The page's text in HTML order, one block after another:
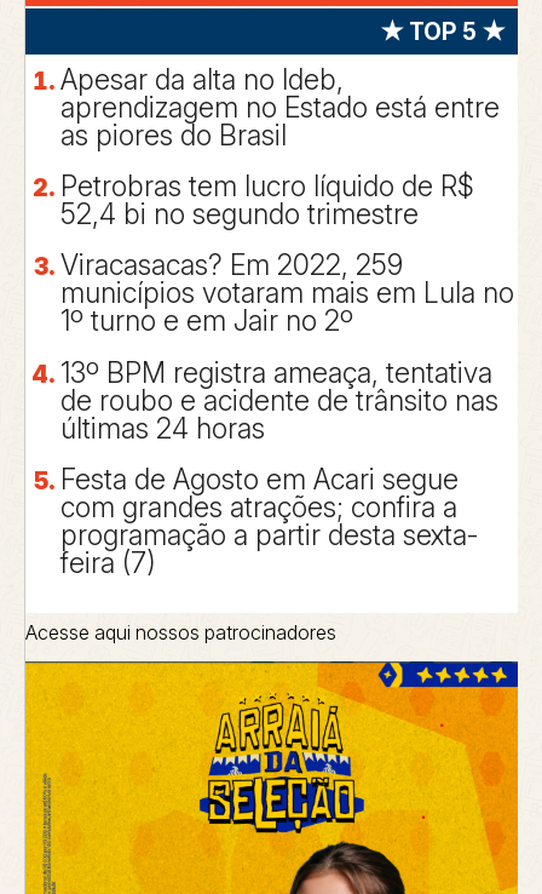
★ TOP 5 ★
Apesar da alta no Ideb,
aprendizagem no Estado está entre
as piores do Brasil
Petrobras tem lucro líquido de R$
52,4 bi no segundo trimestre
Viracasacas? Em 2022, 259
municípios votaram mais em Lula no
1º turno e em Jair no 2º
13º BPM registra ameaça, tentativa
de roubo e acidente de trânsito nas
últimas 24 horas
Festa de Agosto em Acari segue
com grandes atrações; confira a
programação a partir desta sexta-
feira (7)
Acesse aqui nossos patrocinadores